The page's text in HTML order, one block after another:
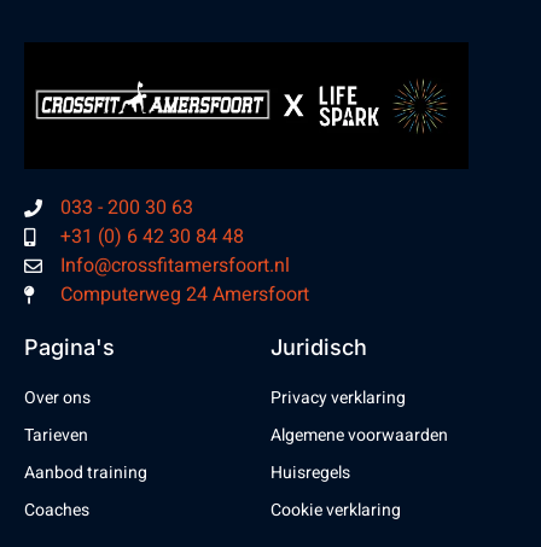
033 - 200 30 63
+31 (0) 6 42 30 84 48
Info@crossfitamersfoort.nl
Computerweg 24 Amersfoort
Pagina's
Over ons
Tarieven
Aanbod training
Coaches
Juridisch
Privacy verklaring
Algemene voorwaarden
Huisregels
Cookie verklaring